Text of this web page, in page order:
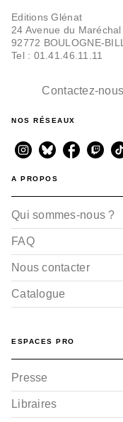
Editions Glénat
24 Avenue du
92772 BOULOGNE-
Tel : 01.41.46.11.11
Contactez-nous
NOS RÉSEAUX
A PROPOS
Qui sommes-nous ?
FAQ
Nous contacter
Catalogue
ESPACES PRO
Presse
Libraires